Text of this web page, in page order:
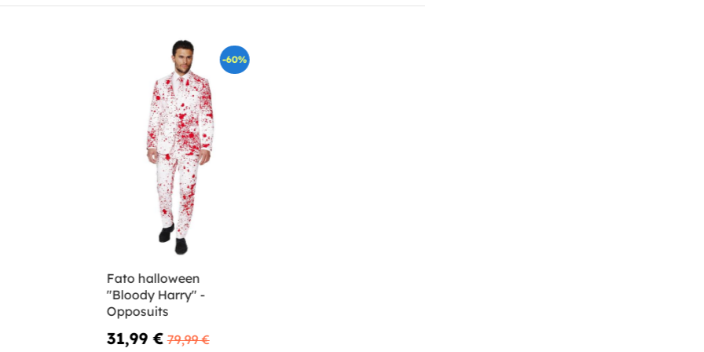
-60%
Fato halloween
"Bloody Harry" -
Opposuits
31,99 € 79,99 €